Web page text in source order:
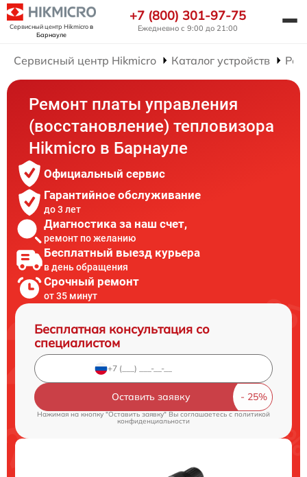
Сервисный центр Hikmicroв
Барнауле
+7 (800) 301-97-75
Ежедневно с 9:00 до 21:00
Сервисный центр Hikmicro Каталог устройств
Ремонт платы управления
(восстановление) тепловизора
Hikmicro в Барнауле
Официальный сервис
Гарантийное обслуживание
до 3 лет
Диагностика за наш счет,
ремонт по желанию
Бесплатный выезд курьера
в день обращения
Срочный ремонт
от 35 минут
Бесплатная консультация со
специалистом
Оставить заявку
Нажимая на кнопку "Оставить заявку" Вы соглашаетесь cполитикой
конфиденциальности